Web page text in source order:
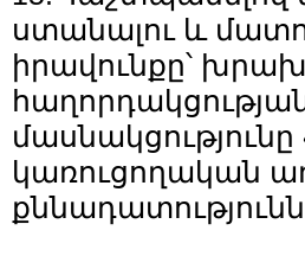
ստանալու և
իրավունքը՝
կառուցողական